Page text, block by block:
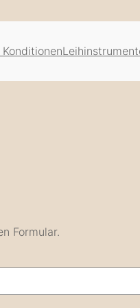
Formular.